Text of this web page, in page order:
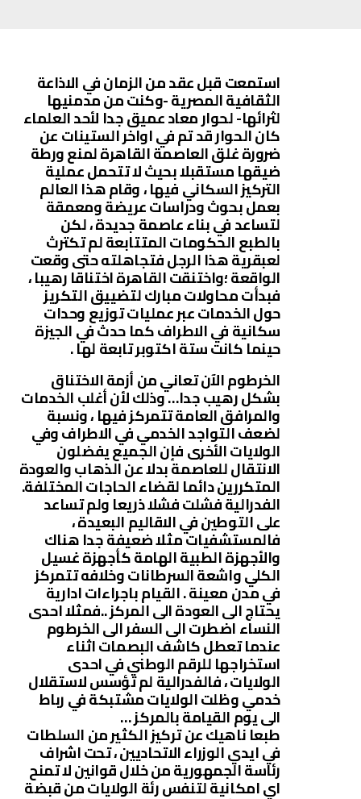
استمعت قبل عقد من الزمان في الاذاعة
الثقافية المصرية -وكنت من مدمنيها
لثرائها- لحوار معاد عميق جدا لأحد العلماء
كان الحوار قد تم في اواخر الستينات عن
ضرورة غلق العاصمة القاهرة لمنع ورطة
ضيقها مستقبلا بحيث لا تتحمل عملية
التركيز السكاني فيها ، وقام هذا العالم
بعمل بحوث ودراسات عريضة ومعمقة
لتساعد في بناء عاصمة جديدة ، لكن
بالطبع الحكومات المتتابعة لم تكترث
لعبقرية هذا الرجل فتجاهلته حتى وقعت
الواقعة ؛واختنقت القاهرة اختناقا رهيبا ،
فبدأت محاولات مبارك لتضييق التكريز
حول الخدمات عبر عمليات توزيع وحدات
سكانية في الاطراف كما حدث في الجيزة
حينما كانت ستة اكتوبر تابعة لها .
الخرطوم الآن تعاني من أزمة الاختناق
بشكل رهيب جدا… وذلك لأن أغلب الخدمات
والمرافق العامة تتمركز فيها ، ونسبة
لضعف التواجد الخدمي في الاطراف وفي
الولايات الأخرى فإن الجميع يفضلون
الانتقال للعاصمة بدلا عن الذهاب والعودة
المتكررين دائما لقضاء الحاجات المختلفة.
الفدرالية فشلت فشلا ذريعا ولم تساعد
على التوطين في الاقاليم البعيدة ،
فالمستشفيات مثلا ضعيفة جدا هناك
والأجهزة الطبية الهامة كأجهزة غسيل
الكلي واشعة السرطانات وخلافه تتمركز
في مدن معينة . القيام باجراءات ادارية
يحتاج الى العودة الى المركز ..فمثلا احدى
النساء اضطرت الى السفر الى الخرطوم
عندما تعطل كاشف البصمات اثناء
استخراجها للرقم الوطني في احدى
الولايات ، فالفدرالية لم تؤسس لاستقلال
خدمي وظلت الولايات مشتبكة في رباط
الى يوم القيامة بالمركز …
طبعا ناهيك عن تركيز الكثير من السلطات
في ايدي الوزراء الاتحاديين ، تحت اشراف
رئاسة الجمهورية من خلال قوانين لا تمنح
اي امكانية لتنفس رئة الولايات من قبضة